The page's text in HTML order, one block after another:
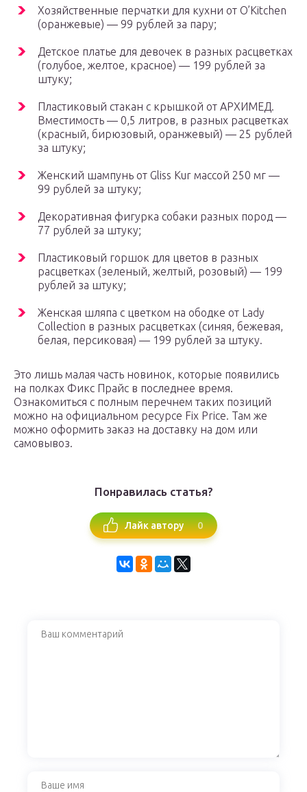
Хозяйственные перчатки для кухни от O’Kitchen
(оранжевые) — 99 рублей за пару;
Детское платье для девочек в разных расцветках
(голубое, желтое, красное) — 199 рублей за
штуку;
Пластиковый стакан с крышкой от АРХИМЕД.
Вместимость — 0,5 литров, в разных расцветках
(красный, бирюзовый, оранжевый) — 25 рублей
за штуку;
Женский шампунь от Gliss Kur массой 250 мг —
99 рублей за штуку;
Декоративная фигурка собаки разных пород —
77 рублей за штуку;
Пластиковый горшок для цветов в разных
расцветках (зеленый, желтый, розовый) — 199
рублей за штуку;
Женская шляпа с цветком на ободке от Lady
Collection в разных расцветках (синяя, бежевая,
белая, персиковая) — 199 рублей за штуку.
Это лишь малая часть новинок, которые появились
на полках Фикс Прайс в последнее время.
Ознакомиться с полным перечнем таких позиций
можно на официальном ресурсе Fix Price. Там же
можно оформить заказ на доставку на дом или
самовывоз.
Понравилась статья?
Лайк автору 0